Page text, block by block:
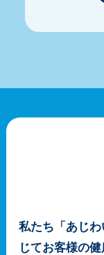
私たち「あじ
じてお客様の